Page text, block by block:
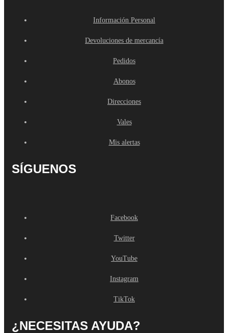
Información Personal
Devoluciones de mercancía
Pedidos
Abonos
Direcciones
Vales
Mis alertas
SÍGUENOS
Facebook
Twitter
YouTube
Instagram
TikTok
¿NECESITAS AYUDA?